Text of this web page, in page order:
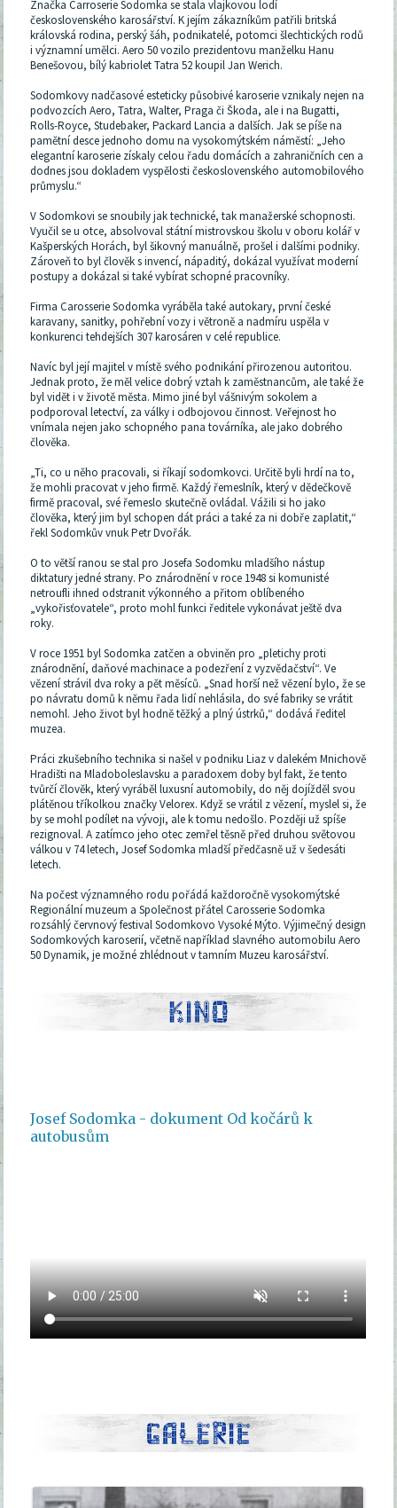
Značka Carroserie Sodomka se stala vlajkovou lodí
československého karosářství. K jejím zákazníkům patřili britská
královská rodina, perský šáh, podnikatelé, potomci šlechtických rodů
i významní umělci. Aero 50 vozilo prezidentovu manželku Hanu
Benešovou, bílý kabriolet Tatra 52 koupil Jan Werich.
Sodomkovy nadčasové esteticky působivé karoserie vznikaly nejen na
podvozcích Aero, Tatra, Walter, Praga či Škoda, ale i na Bugatti,
Rolls-Royce, Studebaker, Packard Lancia a dalších. Jak se píše na
pamětní desce jednoho domu na vysokomýtském náměstí: „Jeho
elegantní karoserie získaly celou řadu domácích a zahraničních cen a
dodnes jsou dokladem vyspělosti československého automobilového
průmyslu.“
V Sodomkovi se snoubily jak technické, tak manažerské schopnosti.
Vyučil se u otce, absolvoval státní mistrovskou školu v oboru kolář v
Kašperských Horách, byl šikovný manuálně, prošel i dalšími podniky.
Zároveň to byl člověk s invencí, nápaditý, dokázal využívat moderní
postupy a dokázal si také vybírat schopné pracovníky.
Firma Carosserie Sodomka vyráběla také autokary, první české
karavany, sanitky, pohřební vozy i větroně a nadmíru uspěla v
konkurenci tehdejších 307 karosáren v celé republice.
Navíc byl její majitel v místě svého podnikání přirozenou autoritou.
Jednak proto, že měl velice dobrý vztah k zaměstnancům, ale také že
byl vidět i v životě města. Mimo jiné byl vášnivým sokolem a
podporoval letectví, za války i odbojovou činnost. Veřejnost ho
vnímala nejen jako schopného pana továrníka, ale jako dobrého
člověka.
„Ti, co u něho pracovali, si říkají sodomkovci. Určitě byli hrdí na to,
že mohli pracovat v jeho firmě. Každý řemeslník, který v dědečkově
firmě pracoval, své řemeslo skutečně ovládal. Vážili si ho jako
člověka, který jim byl schopen dát práci a také za ni dobře zaplatit,“
řekl Sodomkův vnuk Petr Dvořák.
O to větší ranou se stal pro Josefa Sodomku mladšího nástup
diktatury jedné strany. Po znárodnění v roce 1948 si komunisté
netroufli ihned odstranit výkonného a přitom oblíbeného
„vykořisťovatele“, proto mohl funkci ředitele vykonávat ještě dva
roky.
V roce 1951 byl Sodomka zatčen a obviněn pro „pletichy proti
znárodnění, daňové machinace a podezření z vyzvědačství“. Ve
vězení strávil dva roky a pět měsíců. „Snad horší než vězení bylo, že se
po návratu domů k němu řada lidí nehlásila, do své fabriky se vrátit
nemohl. Jeho život byl hodně těžký a plný ústrků,“ dodává ředitel
muzea.
Práci zkušebního technika si našel v podniku Liaz v dalekém Mnichově
Hradišti na Mladoboleslavsku a paradoxem doby byl fakt, že tento
tvůrčí člověk, který vyráběl luxusní automobily, do něj dojížděl svou
plátěnou tříkolkou značky Velorex. Když se vrátil z vězení, myslel si, že
by se mohl podílet na vývoji, ale k tomu nedošlo. Později už spíše
rezignoval. A zatímco jeho otec zemřel těsně před druhou světovou
válkou v 74 letech, Josef Sodomka mladší předčasně už v šedesáti
letech.
Na počest významného rodu pořádá každoročně vysokomýtské
Regionální muzeum a Společnost přátel Carosserie Sodomka
rozsáhlý červnový festival Sodomkovo Vysoké Mýto. Výjimečný design
Sodomkových karoserií, včetně například slavného automobilu Aero
50 Dynamik, je možné zhlédnout v tamním Muzeu karosářství.
Josef Sodomka - dokument Od kočárů k
autobusům